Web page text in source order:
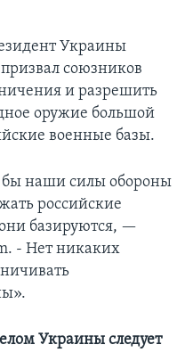
Украины
союзников
и разрешить
оружие большой
военные базы.
бы наши силы обороны
российские
базируются, —
- Нет никаких
Украины следует